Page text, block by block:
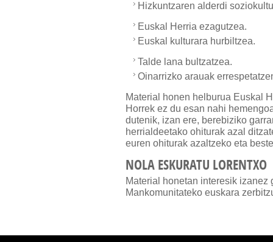
Hizkuntzaren alderdi
Euskal Herria ezagutzea.
Euskal kulturara hurbiltzea.
Talde lana bultzatzea.
Oinarrizko arauak
Material honen helburua Euskal
Horrek ez du esan nahi
dutenik, izan ere, berebiziko
herrialdeetako ohiturak azal
euren ohiturak azaltzeko eta
NOLA ESKURATU LORENTXO
Material honetan interesik
Mankomunitateko euskara